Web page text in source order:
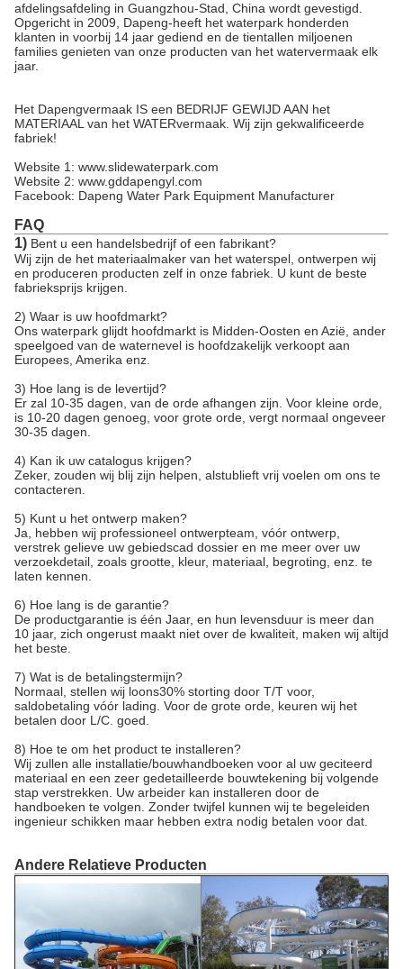
afdelingsafdeling in Guangzhou-Stad, China wordt gevestigd.
Opgericht in 2009, Dapeng-heeft het waterpark honderden
klanten in voorbij 14 jaar gediend en de tientallen miljoenen
families genieten van onze producten van het watervermaak elk
jaar.
Het Dapengvermaak IS een BEDRIJF GEWIJD AAN het
MATERIAAL van het WATERvermaak. Wij zijn gekwalificeerde
fabriek!
Website 1: www.slidewaterpark.com
Website 2: www.gddapengyl.com
Facebook: Dapeng Water Park Equipment Manufacturer
FAQ
1) Bent u een handelsbedrijf of een fabrikant?
Wij zijn de het materiaalmaker van het waterspel, ontwerpen wij
en produceren producten zelf in onze fabriek. U kunt de beste
fabrieksprijs krijgen.
2) Waar is uw hoofdmarkt?
Ons waterpark glijdt hoofdmarkt is Midden-Oosten en Azië, ander
speelgoed van de waternevel is hoofdzakelijk verkoopt aan
Europees, Amerika enz.
3) Hoe lang is de levertijd?
Er zal 10-35 dagen, van de orde afhangen zijn. Voor kleine orde,
is 10-20 dagen genoeg, voor grote orde, vergt normaal ongeveer
30-35 dagen.
4) Kan ik uw catalogus krijgen?
Zeker, zouden wij blij zijn helpen, alstublieft vrij voelen om ons te
contacteren.
5) Kunt u het ontwerp maken?
Ja, hebben wij professioneel ontwerpteam, vóór ontwerp,
verstrek gelieve uw gebiedscad dossier en me meer over uw
verzoekdetail, zoals grootte, kleur, materiaal, begroting, enz. te
laten kennen.
6) Hoe lang is de garantie?
De productgarantie is één Jaar, en hun levensduur is meer dan
10 jaar, zich ongerust maakt niet over de kwaliteit, maken wij altijd
het beste.
7) Wat is de betalingstermijn?
Normaal, stellen wij loons30% storting door T/T voor,
saldobetaling vóór lading. Voor de grote orde, keuren wij het
betalen door L/C. goed.
8) Hoe te om het product te installeren?
Wij zullen alle installatie/bouwhandboeken voor al uw geciteerd
materiaal en een zeer gedetailleerde bouwtekening bij volgende
stap verstrekken. Uw arbeider kan installeren door de
handboeken te volgen. Zonder twijfel kunnen wij te begeleiden
ingenieur schikken maar hebben extra nodig betalen voor dat.
Andere Relatieve Producten